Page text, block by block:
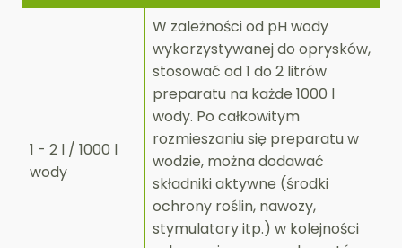
1 - 2 l / 1000 l
wody
W zależności od pH wody
wykorzystywanej do oprysków,
stosować od 1 do 2 litrów
preparatu na każde 1000 l
wody. Po całkowitym
rozmieszaniu się preparatu w
wodzie, można dodawać
składniki aktywne (środki
ochrony roślin, nawozy,
stymulatory itp.) w kolejności